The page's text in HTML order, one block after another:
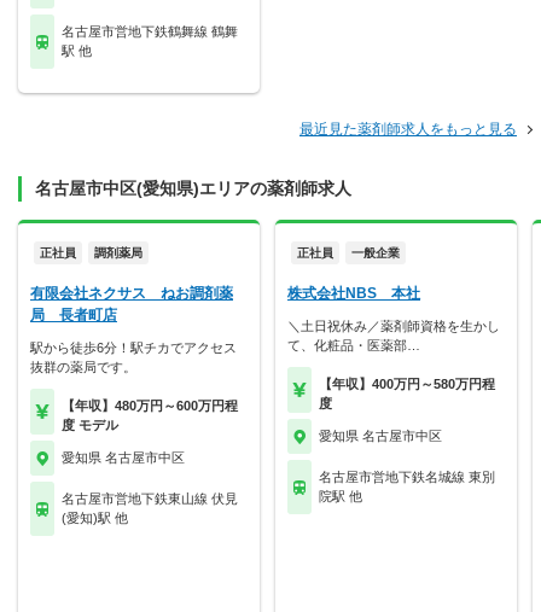
名古屋市営地下鉄鶴舞線 鶴舞
駅 他
最近見た薬剤師求人をもっと見る
名古屋市中区(愛知県)エリアの薬剤師求人
正社員 調剤薬局
有限会社ネクサス ねお調剤薬
局 長者町店
駅から徒歩6分！駅チカでアクセス
抜群の薬局です。
【年収】480万円～600万円程
度 モデル
愛知県 名古屋市中区
名古屋市営地下鉄東山線 伏見
(愛知)駅 他
正社員 一般企業
株式会社NBS 本社
＼土日祝休み／薬剤師資格を生かし
て、化粧品・医薬部…
【年収】400万円～580万円程
度
愛知県 名古屋市中区
名古屋市営地下鉄名城線 東別
院駅 他